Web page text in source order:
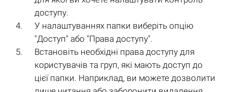
доступу.
У налаштуваннях папки виберіть опцію
"Доступ" або "Права доступу".
Встановіть необхідні права доступу для
користувачів та груп, які мають доступ до
цієї папки. Наприклад, ви можете дозволити